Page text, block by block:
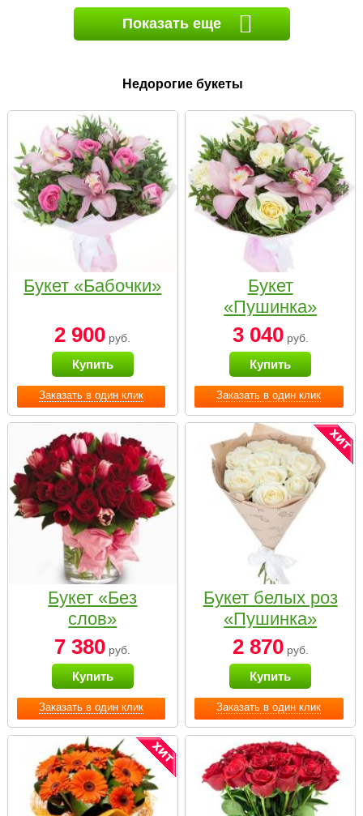
Показать еще
Недорогие букеты
Заказать в один клик
Букет «Бабочки»
2 900 руб.
Купить
Заказать в один клик
Букет
«Пушинка»
3 040руб.
Купить
Заказать в один клик
Букет «Без
слов»
7 380 руб.
Купить
Заказать в один клик
Букет белых роз
«Пушинка»
2 870руб.
Купить